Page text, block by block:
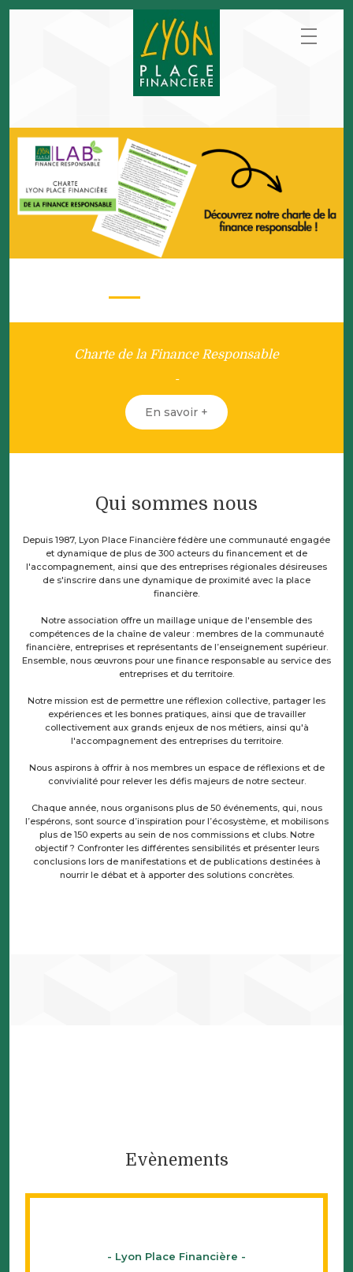
Charte de la Finance Responsable
En savoir +
Qui sommes nous
Depuis 1987, Lyon Place Financière fédère une communauté engagée
et dynamique de plus de 300 acteurs du financement et de
l'accompagnement, ainsi que des entreprises régionales désireuses
de s'inscrire dans une dynamique de proximité avec la place
financière.
Notre association offre un maillage unique de l'ensemble des
compétences de la chaîne de valeur : membres de la communauté
financière, entreprises et représentants de l’enseignement supérieur.
Ensemble, nous œuvrons pour une finance responsable au service des
entreprises et du territoire.
Notre mission est de permettre une réflexion collective, partager les
expériences et les bonnes pratiques, ainsi que de travailler
collectivement aux grands enjeux de nos métiers, ainsi qu'à
l'accompagnement des entreprises du territoire.
Nous aspirons à offrir à nos membres un espace de réflexions et de
convivialité pour relever les défis majeurs de notre secteur.
Chaque année, nous organisons plus de 50 événements, qui, nous
l’espérons, sont source d’inspiration pour l’écosystème, et mobilisons
plus de 150 experts au sein de nos commissions et clubs. Notre
objectif ? Confronter les différentes sensibilités et présenter leurs
conclusions lors de manifestations et de publications destinées à
nourrir le débat et à apporter des solutions concrètes.
Evènements
- Lyon Place Financière -